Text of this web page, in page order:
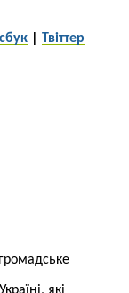
Твіттер
які